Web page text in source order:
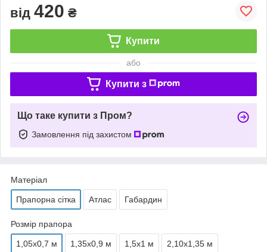
від 420 ₴
Купити
або
Купити з
Що таке купити з Пром?
Замовлення під захистом
Матеріал
Прапорна сітка Атлас Габардин
Розмір прапора
1,05х0,7 м 1,35х0,9 м 1,5х1 м 2,10х1,35 м